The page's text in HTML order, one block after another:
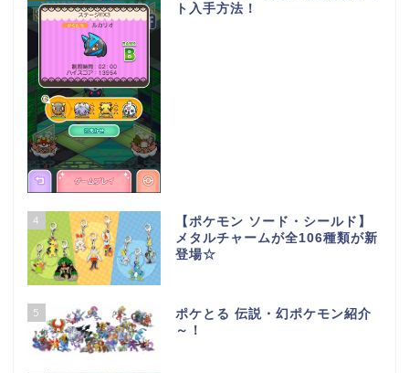
ト入手方法！
4
【ポケモン ソード・シールド】
メタルチャームが全106種類が新
登場☆
5
ポケとる 伝説・幻ポケモン紹介
～！